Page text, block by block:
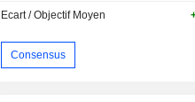
Ecart / Objectif Moyen
Consensus